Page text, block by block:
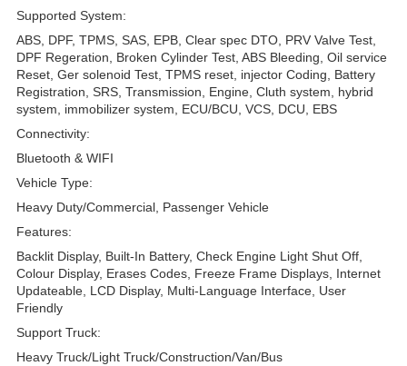
Supported System:
ABS, DPF, TPMS, SAS, EPB, Clear spec DTO, PRV Valve Test,
DPF Regeration, Broken Cylinder Test, ABS Bleeding, Oil service
Reset, Ger solenoid Test, TPMS reset, injector Coding, Battery
Registration, SRS, Transmission, Engine, Cluth system, hybrid
system, immobilizer system, ECU/BCU, VCS, DCU, EBS
Connectivity:
Bluetooth & WIFI
Vehicle Type:
Heavy Duty/Commercial, Passenger Vehicle
Features:
Backlit Display, Built-In Battery, Check Engine Light Shut Off,
Colour Display, Erases Codes, Freeze Frame Displays, Internet
Updateable, LCD Display, Multi-Language Interface, User
Friendly
Support Truck:
Heavy Truck/Light Truck/Construction/Van/Bus